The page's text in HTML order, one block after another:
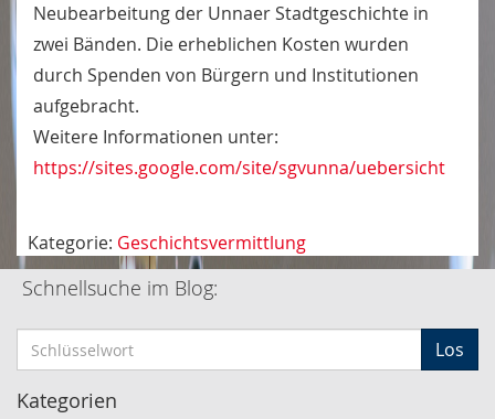
Neubearbeitung der Unnaer Stadtgeschichte in
zwei Bänden. Die erheblichen Kosten wurden
durch Spenden von Bürgern und Institutionen
aufgebracht.
Weitere Informationen unter:
https://sites.google.com/site/sgvunna/uebersicht
Kategorie: Geschichtsvermittlung
Schnellsuche im Blog:
c
h
Los
Kategorien